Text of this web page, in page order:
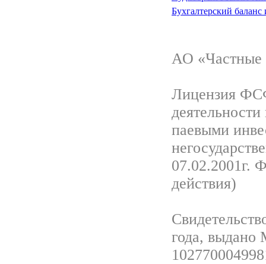
Бухгалтерский баланс
АО «Частные
Лицензия
паевыми
07.02.2001г.
действия)
года, выдано